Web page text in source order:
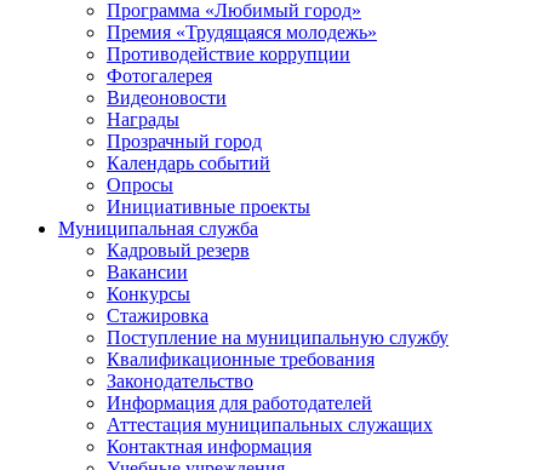
Программа «Любимый город»
Премия «Трудящаяся молодежь»
Противодействие коррупции
Фотогалерея
Видеоновости
Награды
Прозрачный город
Календарь событий
Опросы
Инициативные проекты
Муниципальная служба
Кадровый резерв
Вакансии
Конкурсы
Стажировка
Поступление на муниципальную службу
Квалификационные требования
Законодательство
Информация для работодателей
Аттестация муниципальных служащих
Контактная информация